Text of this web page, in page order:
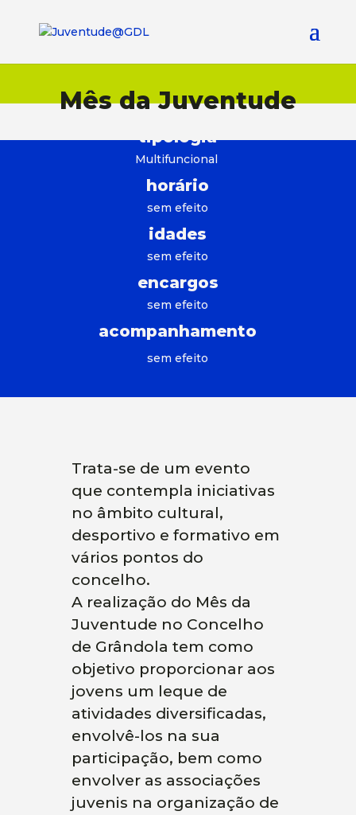
Mês da Juventude
tipologia
Multifuncional
horário
sem efeito
idades
sem efeito
encargos
sem efeito
acompanhamento
sem efeito
Trata-se de um evento
que contempla iniciativas
no âmbito cultural,
desportivo e formativo em
vários pontos do
concelho.
A realização do Mês da
Juventude no Concelho
de Grândola tem como
objetivo proporcionar aos
jovens um leque de
atividades diversificadas,
envolvê-los na sua
participação, bem como
envolver as associações
juvenis na organização de